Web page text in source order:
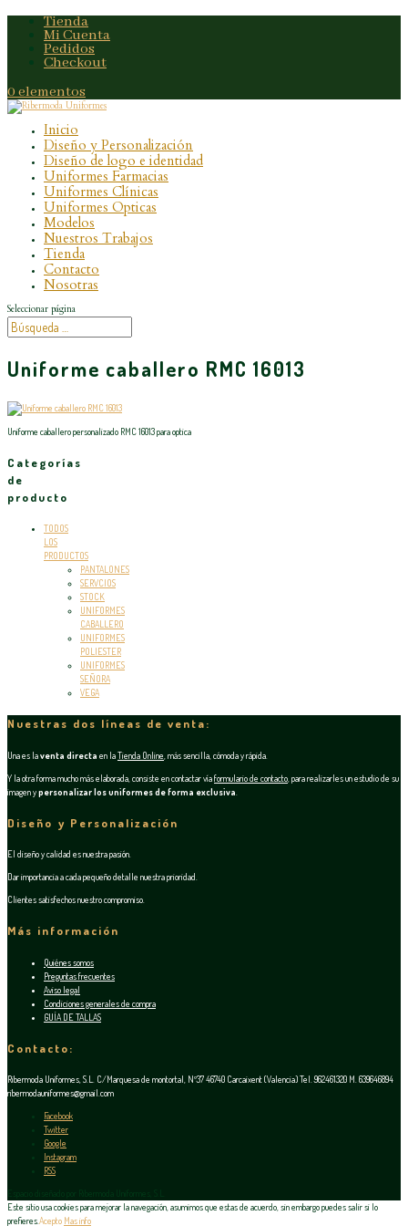
Tienda
Mi Cuenta
Pedidos
Checkout
0 elementos
Inicio
Diseño y Personalización
Diseño de logo e identidad
Uniformes Farmacias
Uniformes Clínicas
Uniformes Opticas
Modelos
Nuestros Trabajos
Tienda
Contacto
Nosotras
Seleccionar página
Uniforme caballero RMC 16013
Uniforme caballero personalizado RMC 16013 para optica
Categorías
de
producto
TODOS
LOS
PRODUCTOS
PANTALONES
SERVCIOS
STOCK
UNIFORMES
CABALLERO
UNIFORMES
POLIESTER
UNIFORMES
SEÑORA
VEGA
Nuestras dos líneas de venta:
Una es laventa directa en laTienda Online , más sencilla, cómoda y rápida.
Y la otra forma mucho más elaborada, consiste en contactar víaformulario de contacto , para realizarles un estudio de su
imagen ypersonalizar los uniformes de forma exclusiva
Diseño y Personalización
El diseño y calidad es nuestra pasión.
Dar importancia a cada pequeño detalle nuestra prioridad.
Clientes satisfechos nuestro compromiso.
Más información
Quiénes somos
Preguntas frecuentes
Aviso legal
Condiciones generales de compra
GUÍA DE TALLAS
Contacto:
Ribermoda Uniformes, S.L. C/Marquesa de montortal, Nº37 46740 Carcaixent (Valencia) Tel. 962461320 M. 639646894
ribermodauniformes@gmail.com
Facebook
Twitter
Google
Instagram
RSS
Este sitio usa cookies para mejorar la navegación, asumimos que estas de acuerdo, sin embargo puedes salir si lo
prefieres.Acepto Mas info